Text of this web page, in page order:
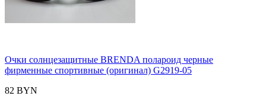
Очки солнцезащитные BRENDA полароид черные
фирменные спортивные (оригинал) G2919-05
82 BYN